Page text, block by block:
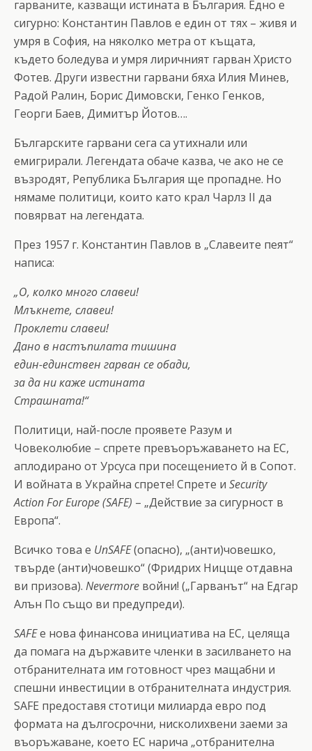
гарваните, казващи истината в България. Едно е
сигурно: Константин Павлов е един от тях – живя и
умря в София, на няколко метра от къщата,
където боледува и умря лиричният гарван Христо
Фотев. Други известни гарвани бяха Илия Минев,
Радой Ралин, Борис Димовски, Генко Генков,
Георги Баев, Димитър Йотов….
Българските гарвани сега са утихнали или
емигрирали. Легендата обаче казва, че ако не се
възродят, Република България ще пропадне. Но
нямаме политици, които като крал Чарлз II да
повярват на легендата.
През 1957 г. Константин Павлов в „Славеите пеят“
написа:
„О, колко много славеи!
Млъкнете, славеи!
Проклети славеи!
Дано в настъпилата тишина
един-единствен гарван се обади,
за да ни каже истината
Страшната!“
Политици, най-после проявете Разум и
Човеколюбие – спрете превъоръжаването на ЕС,
аплодирано от Урсуса при посещението й в Сопот.
И войната в Украйна спрете! Спрете и Security
Action For Europe (SAFE) – „Действие за сигурност в
Европа“.
Всичко това е UnSAFE(опасно), „(анти)човешко,
твърде (анти)човешко“ (Фридрих Ницще отдавна
ви призова). Nevermore войни! („Гарванът“ на Едгар
Алън По също ви предупреди).
SAFEе нова финансова инициатива на ЕС, целяща
да помага на държавите членки в засилването на
отбранителната им готовност чрез мащабни и
спешни инвестиции в отбранителната индустрия.
SAFE предоставя стотици милиарда евро под
формата на дългосрочни, нисколихвени заеми за
въоръжаване, което ЕС нарича „отбранителна